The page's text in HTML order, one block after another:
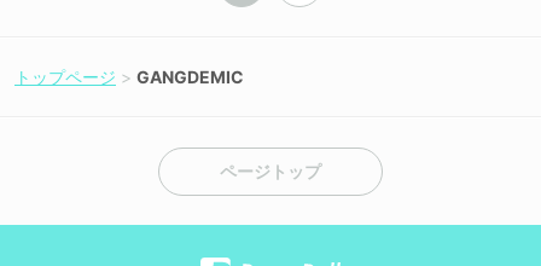
トップページ GANGDEMIC
ページトップ